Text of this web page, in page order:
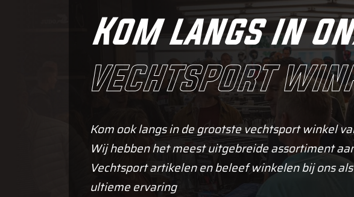
Kom langs in
vechtsport
Kom ook langs in de grootste vechtsport winkel
Wij hebben het meest uitgebreide assortiment
Vechtsport artikelen en beleef winkelen bij ons
ultieme ervaring